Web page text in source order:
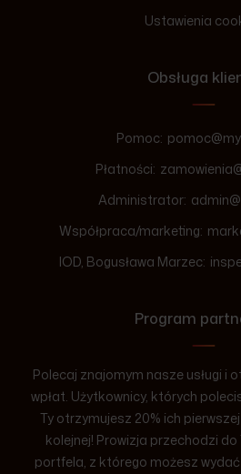
Program
Polecaj znajomym nasze usługi i
wpłat. Użytkownicy, których
Ty otrzymujesz 20% ich pierwszej
kolejnej! Prowizja przechodzi
portfela, z którego możesz wydać
Ustawienia
Obsługa
Pomoc:
Płatności:
Administrator:
Współpraca/marketing:
IOD, Bogusława Marzec: